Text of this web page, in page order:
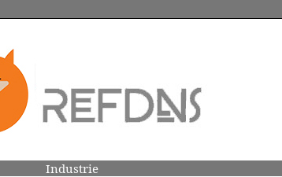
Industrie